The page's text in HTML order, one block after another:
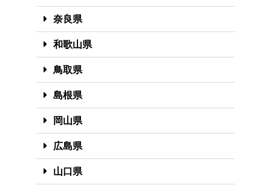
奈良県
和歌山県
鳥取県
島根県
岡山県
広島県
山口県